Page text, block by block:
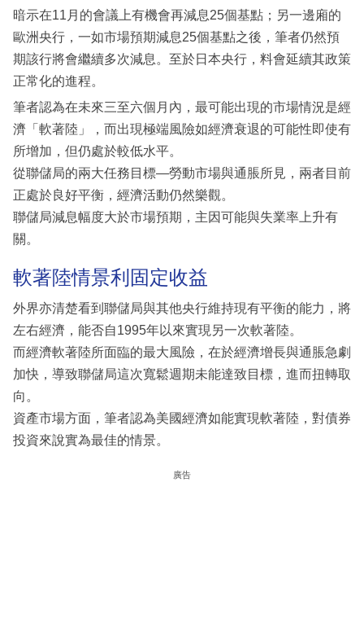
區
暗示在11月的會議上有機會再減息25個基點；另一邊廂的
歐洲央行，一如市場預期減息25個基點之後，筆者仍然預
期該行將會繼續多次減息。至於日本央行，料會延續其政策
正常化的進程。
筆者認為在未來三至六個月內，最可能出現的市場情況是經
濟「軟著陸」，而出現極端風險如經濟衰退的可能性即使有
所增加，但仍處於較低水平。
從聯儲局的兩大任務目標—勞動市場與通脹所見，兩者目前
正處於良好平衡，經濟活動仍然樂觀。
聯儲局減息幅度大於市場預期，主因可能與失業率上升有
關。
軟著陸情景利固定收益
外界亦清楚看到聯儲局與其他央行維持現有平衡的能力，將
左右經濟，能否自1995年以來實現另一次軟著陸。
而經濟軟著陸所面臨的最大風險，在於經濟增長與通脹急劇
加快，導致聯儲局這次寬鬆週期未能達致目標，進而扭轉取
向。
資產市場方面，筆者認為美國經濟如能實現軟著陸，對債券
投資來說實為最佳的情景。
廣告